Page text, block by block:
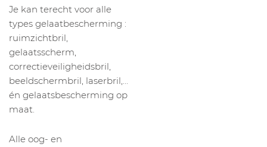
Je kan terecht voor alle
types gelaatbescherming :
ruimzichtbril,
gelaatsscherm,
correctieveiligheidsbril,
beeldschermbril, laserbril,…
én gelaatsbescherming op
maat.
Alle oog- en